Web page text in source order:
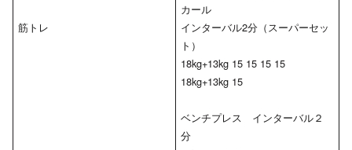
筋トレ
カール
インターバル2分（スーパーセッ
ト）
18kg+13kg 15 15 15 15
18kg+13kg 15
ベンチプレス インターバル２
分